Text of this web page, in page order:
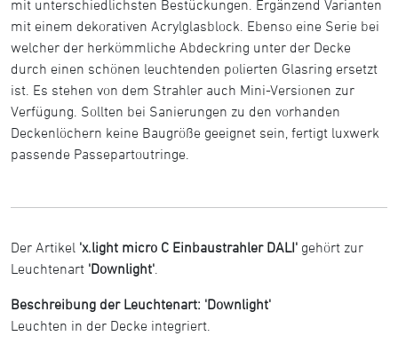
mit unterschiedlichsten Bestückungen. Ergänzend Varianten
mit einem dekorativen Acrylglasblock. Ebenso eine Serie bei
welcher der herkömmliche Abdeckring unter der Decke
durch einen schönen leuchtenden polierten Glasring ersetzt
ist. Es stehen von dem Strahler auch Mini-Versionen zur
Verfügung. Sollten bei Sanierungen zu den vorhanden
Deckenlöchern keine Baugröße geeignet sein, fertigt luxwerk
passende Passepartoutringe.
Der Artikel 'x.light micro C Einbaustrahler DALI' gehört zur
Leuchtenart 'Downlight'
Beschreibung der Leuchtenart: 'Downlight'
Leuchten in der Decke integriert.